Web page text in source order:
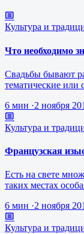
Культура и
Что необходимо
Свадьбы бывают
тематические
6 мин ·2 ноября
Культура и
Французская
Есть на свете
таких местах
6 мин ·2 ноября
Культура и